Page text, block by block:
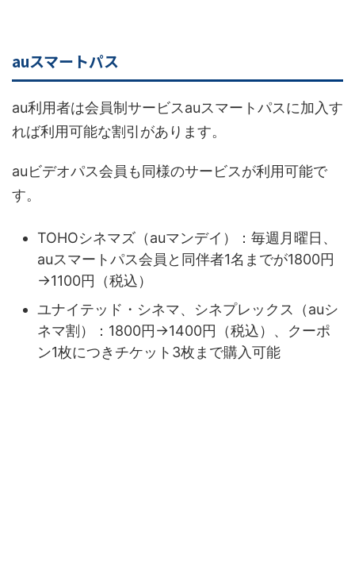
auスマートパス
au利用者は会員制サービスauスマートパスに加入す
れば利用可能な割引があります。
auビデオパス会員も同様のサービスが利用可能で
す。
TOHOシネマズ（auマンデイ）：毎週月曜日、
auスマートパス会員と同伴者1名までが1800円
→1100円（税込）
ユナイテッド・シネマ、シネプレックス（auシ
ネマ割）：1800円→1400円（税込）、クーポ
ン1枚につきチケット3枚まで購入可能